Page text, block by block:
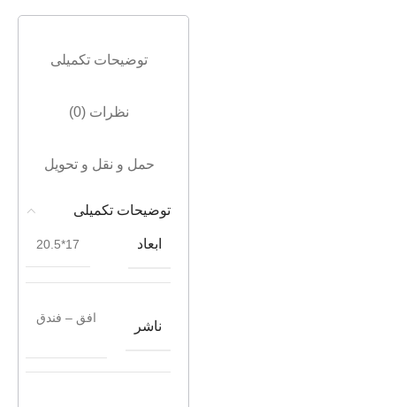
توضیحات تکمیلی
نظرات (0)
حمل و نقل و تحویل
توضیحات تکمیلی
ابعاد 17*20.5
ناشر
افق – فندق